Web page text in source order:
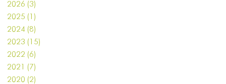
2026 (3)
2025 (1)
2024 (8)
2023 (15)
2022 (6)
2021 (7)
2020 (2)